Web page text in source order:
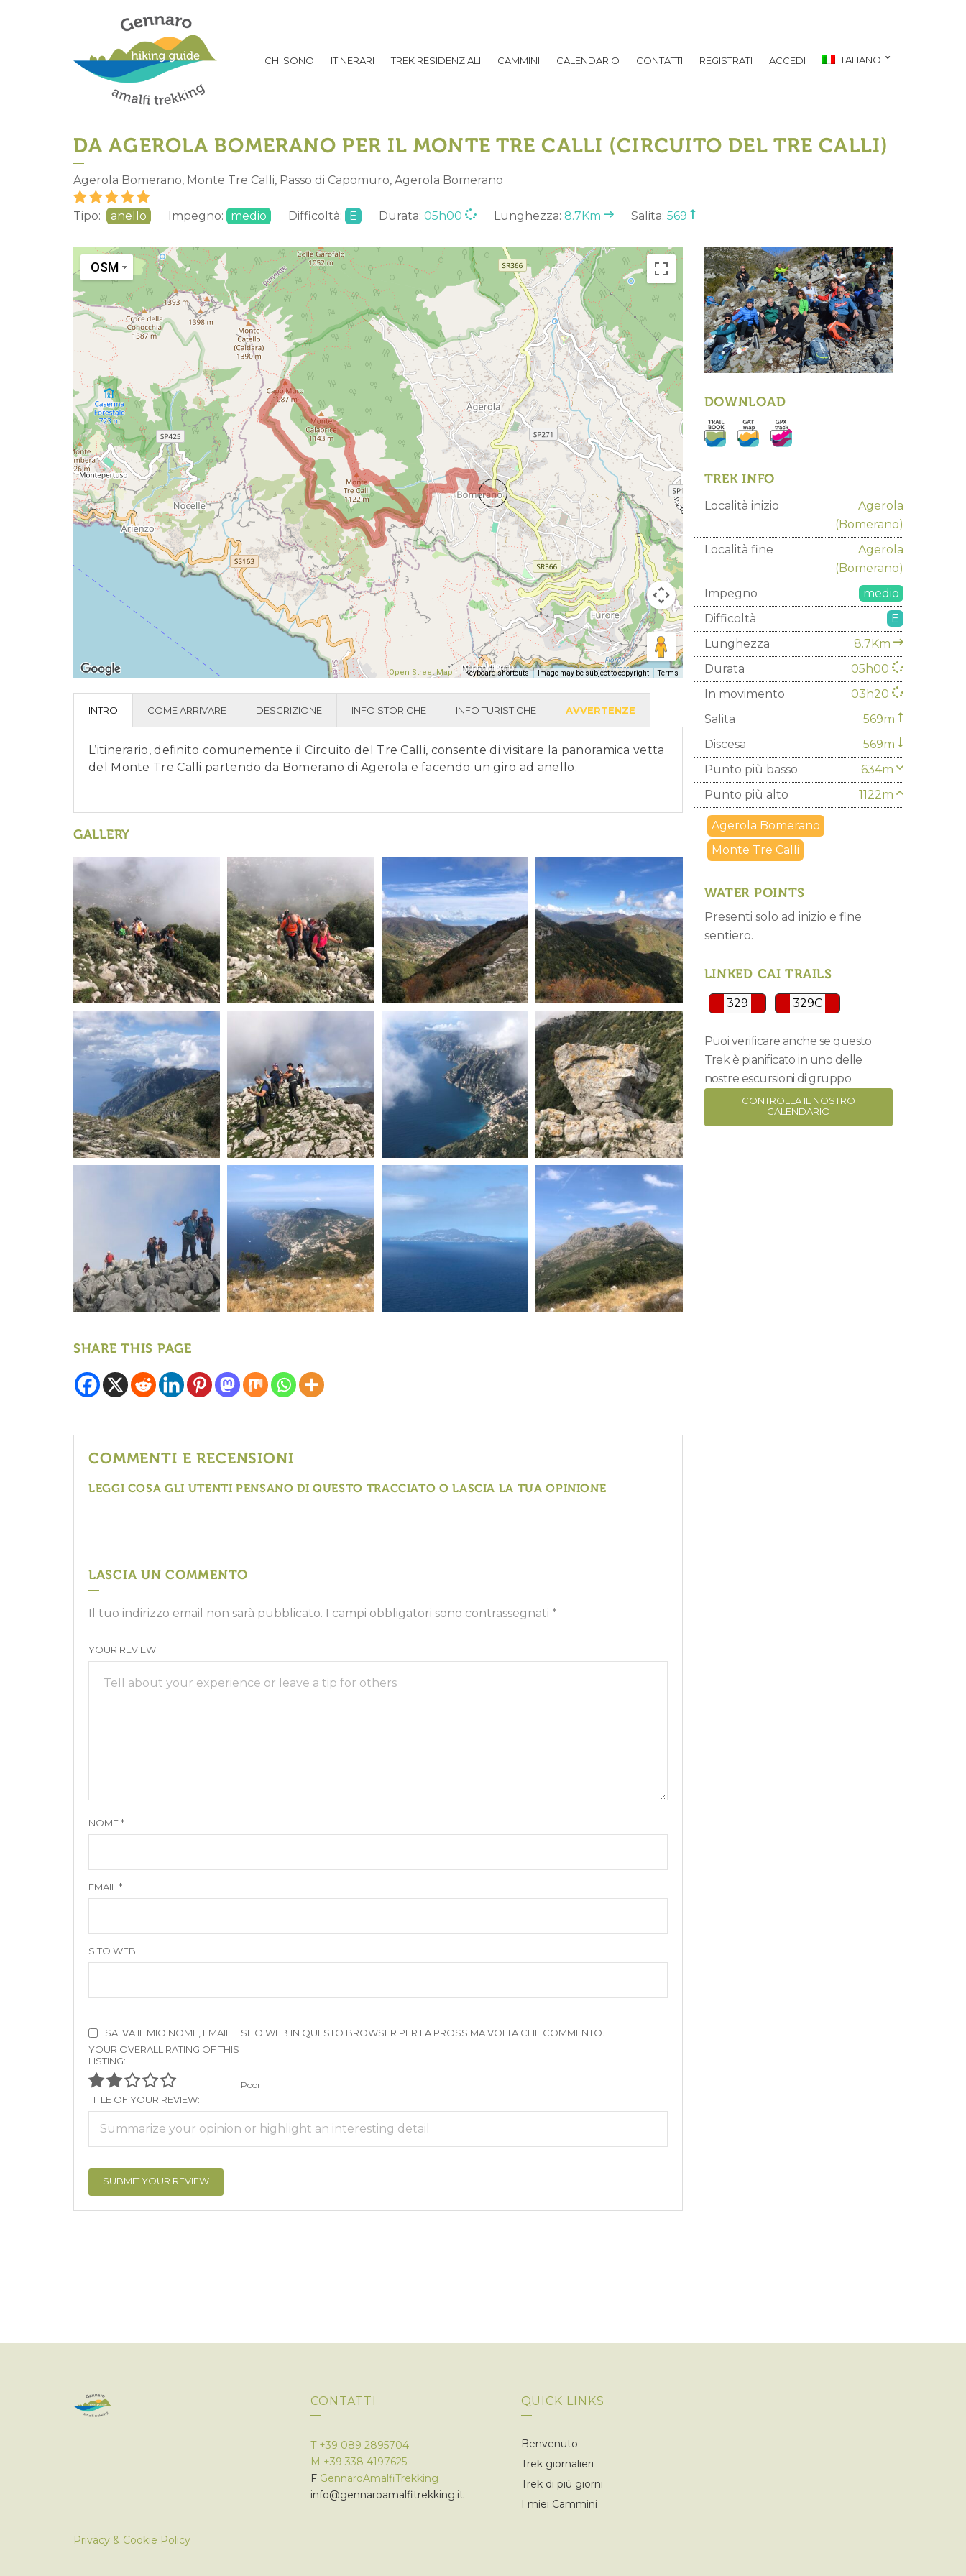
CHI SONO ITINERARI TREK RESIDENZIALI CAMMINI CALENDARIO CONTATTI REGISTRATI ACCEDI ITALIANO
DA AGEROLA BOMERANO PER IL MONTE TRE CALLI (CIRCUITO DEL TRE CALLI)
Agerola Bomerano, Monte Tre Calli, Passo di Capomuro, Agerola Bomerano
Tipo: anello Impegno: medio Difficoltà: E Durata: 05h00 Lunghezza: 8.7Km Salita: 569
OSM
Open Street Map- Keyboard shortcuts Image may be subject to copyright Terms
INTRO COME ARRIVARE DESCRIZIONE INFO STORICHE INFO TURISTICHE AVVERTENZE
L’itinerario, definito comunemente il Circuito del Tre Calli, consente di visitare la panoramica vetta
del Monte Tre Calli partendo da Bomerano di Agerola e facendo un giro ad anello.
GALLERY
SHARE THIS PAGE
COMMENTI E RECENSIONI
LEGGI COSA GLI UTENTI PENSANO DI QUESTO TRACCIATO O LASCIA LA TUA OPINIONE
LASCIA UN COMMENTO
Il tuo indirizzo email non sarà pubblicato. I campi obbligatori sono contrassegnati *
YOUR REVIEW
NOME*
EMAIL *
SITO WEB
SALVA IL MIO NOME, EMAIL E SITO WEB IN QUESTO BROWSER PER LA PROSSIMA VOLTA CHE COMMENTO.
YOUR OVERALL RATING OF THIS
LISTING:
Poor
TITLE OF YOUR REVIEW:
DOWNLOAD
TREK INFO
Località inizio
Agerola
(Bomerano)
Località fine
Agerola
(Bomerano)
Impegno
medio
Difficoltà
E
Lunghezza
8.7Km
Durata
05h00
In movimento
03h20
Salita
569m
Discesa
569m
Punto più basso
634m
Punto più alto
1122m
Agerola Bomerano
Monte Tre Calli
WATER POINTS
Presenti solo ad inizio e fine
sentiero.
LINKED CAI TRAILS
329 329C
Puoi verificare anche se questo
Trek è pianificato in uno delle
nostre escursioni di gruppo
CONTROLLA IL NOSTRO
CALENDARIO
CONTATTI
T +39 089 2895704
M +39 338 4197625
F GennaroAmalfiTrekking
info@gennaroamalfitrekking.it
QUICK LINKS
Benvenuto
Trek giornalieri
Trek di più giorni
I miei Cammini
Privacy & Cookie Policy